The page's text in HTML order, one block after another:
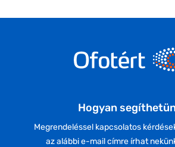
Hogyan
Megrendeléssel kapcsolatos
az alábbi e-mail címre írhat